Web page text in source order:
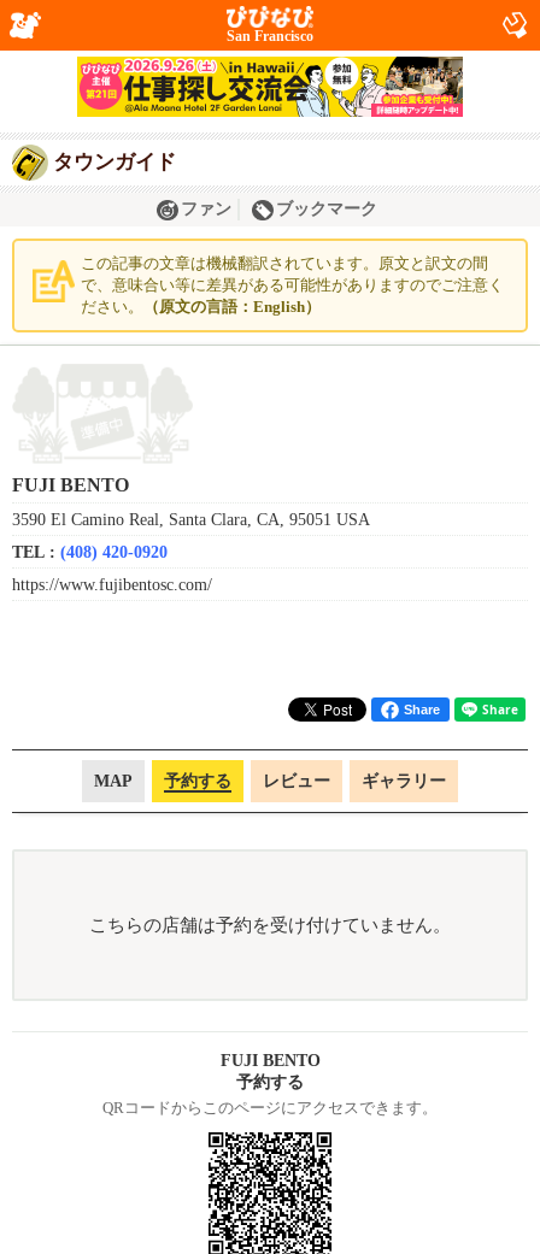
San Francisco
タウンガイド
ファン ブックマーク
この記事の文章は機械翻訳されています。原文と訳文の間
で、意味合い等に差異がある可能性がありますのでご注意く
ださい。
（原文の言語：English）
FUJI BENTO
3590 El Camino Real, Santa Clara, CA, 95051 USA
TEL : (408) 420-0920
https://www.fujibentosc.com/
Share
MAP 予約する レビュー ギャラリー
こちらの店舗は予約を受け付けていません。
FUJI BENTO
予約する
QRコードからこのページにアクセスできます。